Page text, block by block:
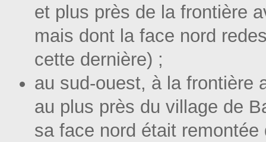
et plus près de la frontière
mais dont la face nord
cette dernière) ;
au sud-ouest, à la frontière
au plus près du village de
sa face nord était